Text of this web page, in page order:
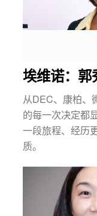
埃维诺：郭
从DEC、康柏、
的每一次决定都
一段旅程、经历
质。